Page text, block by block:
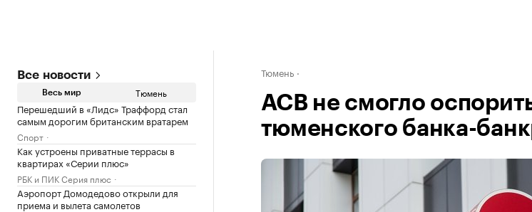
Все новости
Весь мир Тюмень
Перешедший в «Лидс» Траффорд стал
самым дорогим британским вратарем
Спорт
Как устроены приватные террасы в
квартирах «Серии плюс»
РБК и ПИК Серия плюс
Аэропорт Домодедово открыли для
приема и вылета самолетов
Тюмень
АСВ не смогло
тюменского банка-